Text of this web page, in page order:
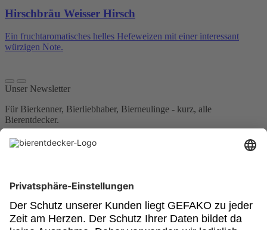
Hirschbräu Weisser Hirsch
Ein fruchtaromatisches helles Hefeweizen mit einer interessant
würzigen Note.
Unser Newsletter
Für Bierkenner, Bierliebhaber, Bierneulinge - kurz, alle
Bierentdecker.
Jetzt anmelden!
Impressum
Datenschutz
Cookies
© GEFAKO GmbH & Co KG